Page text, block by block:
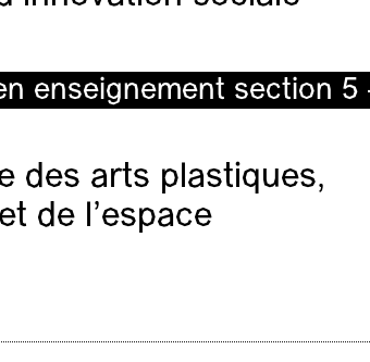
enseignement section 5
des arts plastiques,
de l’espace